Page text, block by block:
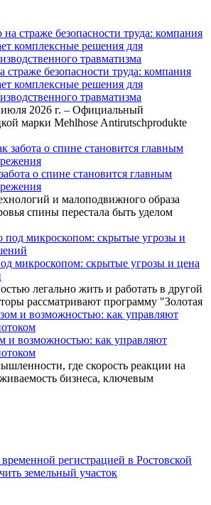
страже безопасности труда: компания
комплексные решения для
травматизма
июля 2026 г. – Официальный
марки Mehlhose Antirutschprodukte
о спине становится главным
и малоподвижного образа
спины перестала быть уделом
микроскопом: скрытые угрозы и цена
легально жить и работать в другой
рассматривают программу "Золотая
и возможностью: как управляют
где скорость реакции на
бизнеса, ключевым
регистрацией в Ростовской
земельный участок